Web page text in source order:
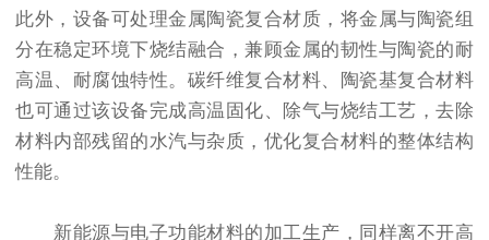
此外，设备可处理金属陶瓷复合材质，将金属与陶瓷组
分在稳定环境下烧结融合，兼顾金属的韧性与陶瓷的耐
高温、耐腐蚀特性。碳纤维复合材料、陶瓷基复合材料
也可通过该设备完成高温固化、除气与烧结工艺，去除
材料内部残留的水汽与杂质，优化复合材料的整体结构
性能。
新能源与电子功能材料的加工生产，同样离不开高